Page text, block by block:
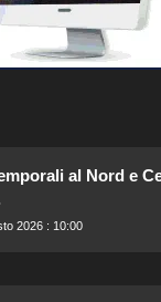
al Nord e
2026 : 10:00